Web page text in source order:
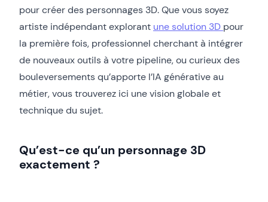
pour créer des personnages 3D. Que vous soyez
artiste indépendant explorant une solution 3D pour
la première fois, professionnel cherchant à intégrer
de nouveaux outils à votre pipeline, ou curieux des
bouleversements qu’apporte l’IA générative au
métier, vous trouverez ici une vision globale et
technique du sujet.
Qu’est-ce qu’un personnage 3D
exactement ?